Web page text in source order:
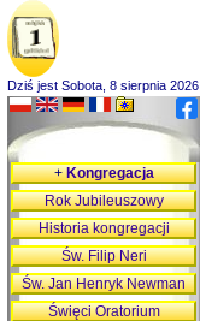
Dziś jest Sobota, 8 sierpnia 2026
+Kongregacja
Rok Jubileuszowy
Historia kongregacji
Św. Filip Neri
Św. Jan Henryk Newman
Święci Oratorium